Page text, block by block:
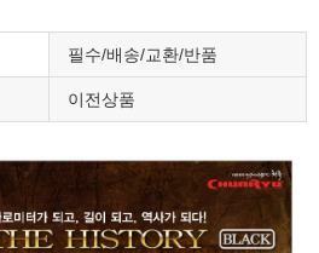
필수/배송/교환/반품
이전상품